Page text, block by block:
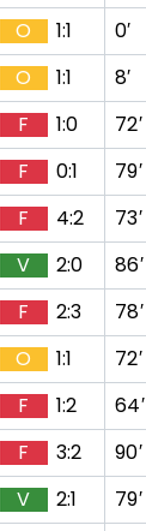
O 1:1 0′
O 1:1 8′
F 1:0 72′
F 0:1 79′
F 4:2 73′
V 2:0 86′
F 2:3 78′
O 1:1 72′
F 1:2 64′
F 3:2 90′
V 2:1 79′